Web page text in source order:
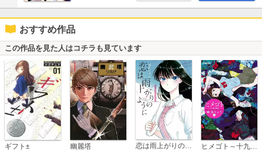
おすすめ作品
この作品を見た人はコチラも見ています
ギフト± 幽麗塔 恋は雨上がりのように